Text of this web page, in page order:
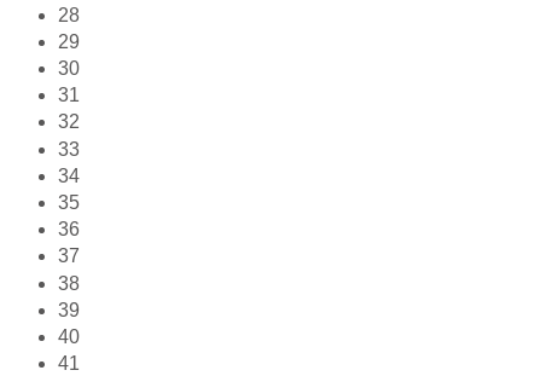
28
29
30
31
32
33
34
35
36
37
38
39
40
41